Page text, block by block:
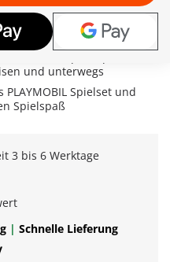
und Eiern sorgt
und fantasievolle
und unterwegs
Spielset und
Spielspaß
3 bis 6 Werktage
| Schnelle Lieferung